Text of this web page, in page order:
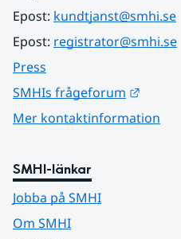
Epost: kundtjanst@smhi.se
Epost: registrator@smhi.se
Press
SMHIs frågeforum
Mer kontaktinformation
SMHI-länkar
Jobba på SMHI
Om SMHI